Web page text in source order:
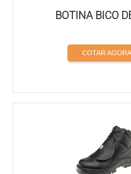
BOTINA BICO
COTAR AGORA